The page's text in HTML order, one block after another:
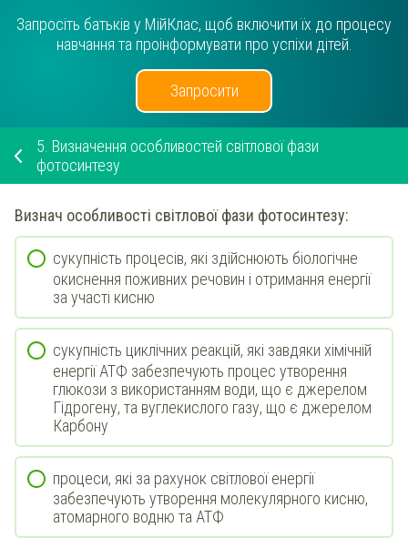
Запросіть батьків у МійКлас, щоб включити їх до процесу
навчання та проінформувати про успіхи дітей.
Запросити
5. Визначення особливостей світлової фази
фотосинтезу
Визнач особливості світлової фази фотосинтезу:
сукупність процесів, які здійснюють біологічне
окиснення поживних речовин і отримання енергії
за участі кисню
сукупність циклічних реакцій, які завдяки хімічній
енергії АТФ забезпечують процес утворення
глюкози з використанням води, що є джерелом
Гідрогену, та вуглекислого газу, що є джерелом
Карбону
процеси, які за рахунок світлової енергії
забезпечують утворення молекулярного кисню,
атомарного водню та АТФ